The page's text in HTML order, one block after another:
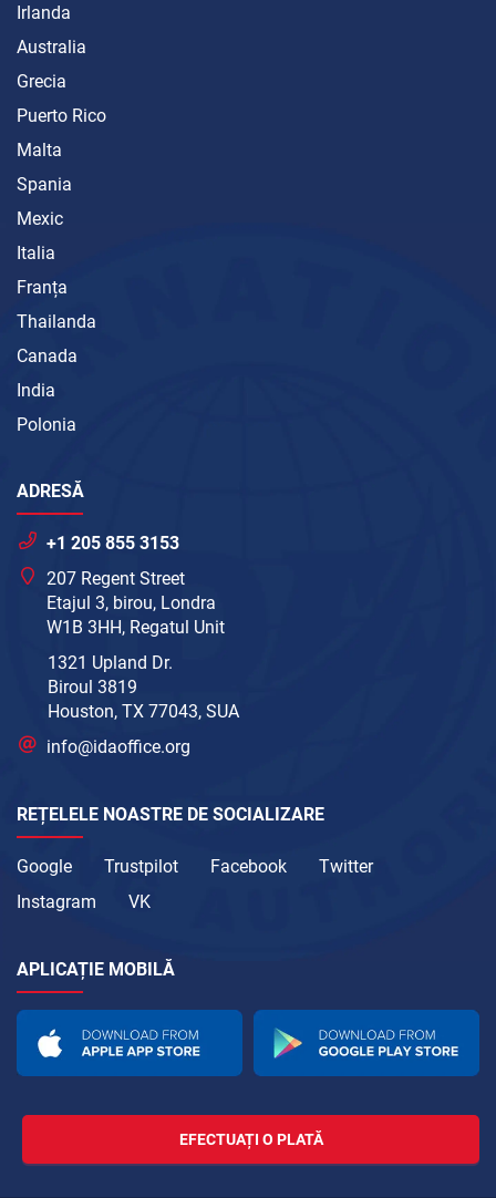
Irlanda
Australia
Grecia
Puerto Rico
Malta
Spania
Mexic
Italia
Franța
Thailanda
Canada
India
Polonia
ADRESĂ
+1 205 855 3153
207 Regent Street
Etajul 3, birou, Londra
W1B 3HH, Regatul Unit
1321 Upland Dr.
Biroul 3819
Houston, TX 77043, SUA
info@idaoffice.org
REȚELELE NOASTRE DE SOCIALIZARE
Google Trustpilot Facebook
Twitter
Instagram
VK
APLICAȚIE MOBILĂ
EFECTUAȚI O PLATĂ